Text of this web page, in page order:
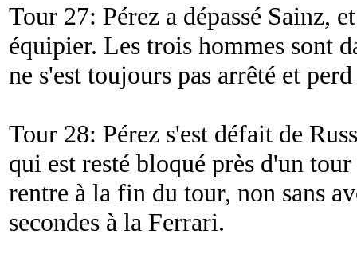
Tour 27: Pérez a dépassé Sainz,
équipier. Les trois hommes sont
ne s'est toujours pas arrêté et
Tour 28: Pérez s'est défait de
qui est resté bloqué près d'un
rentre à la fin du tour, non sans
secondes à la Ferrari.